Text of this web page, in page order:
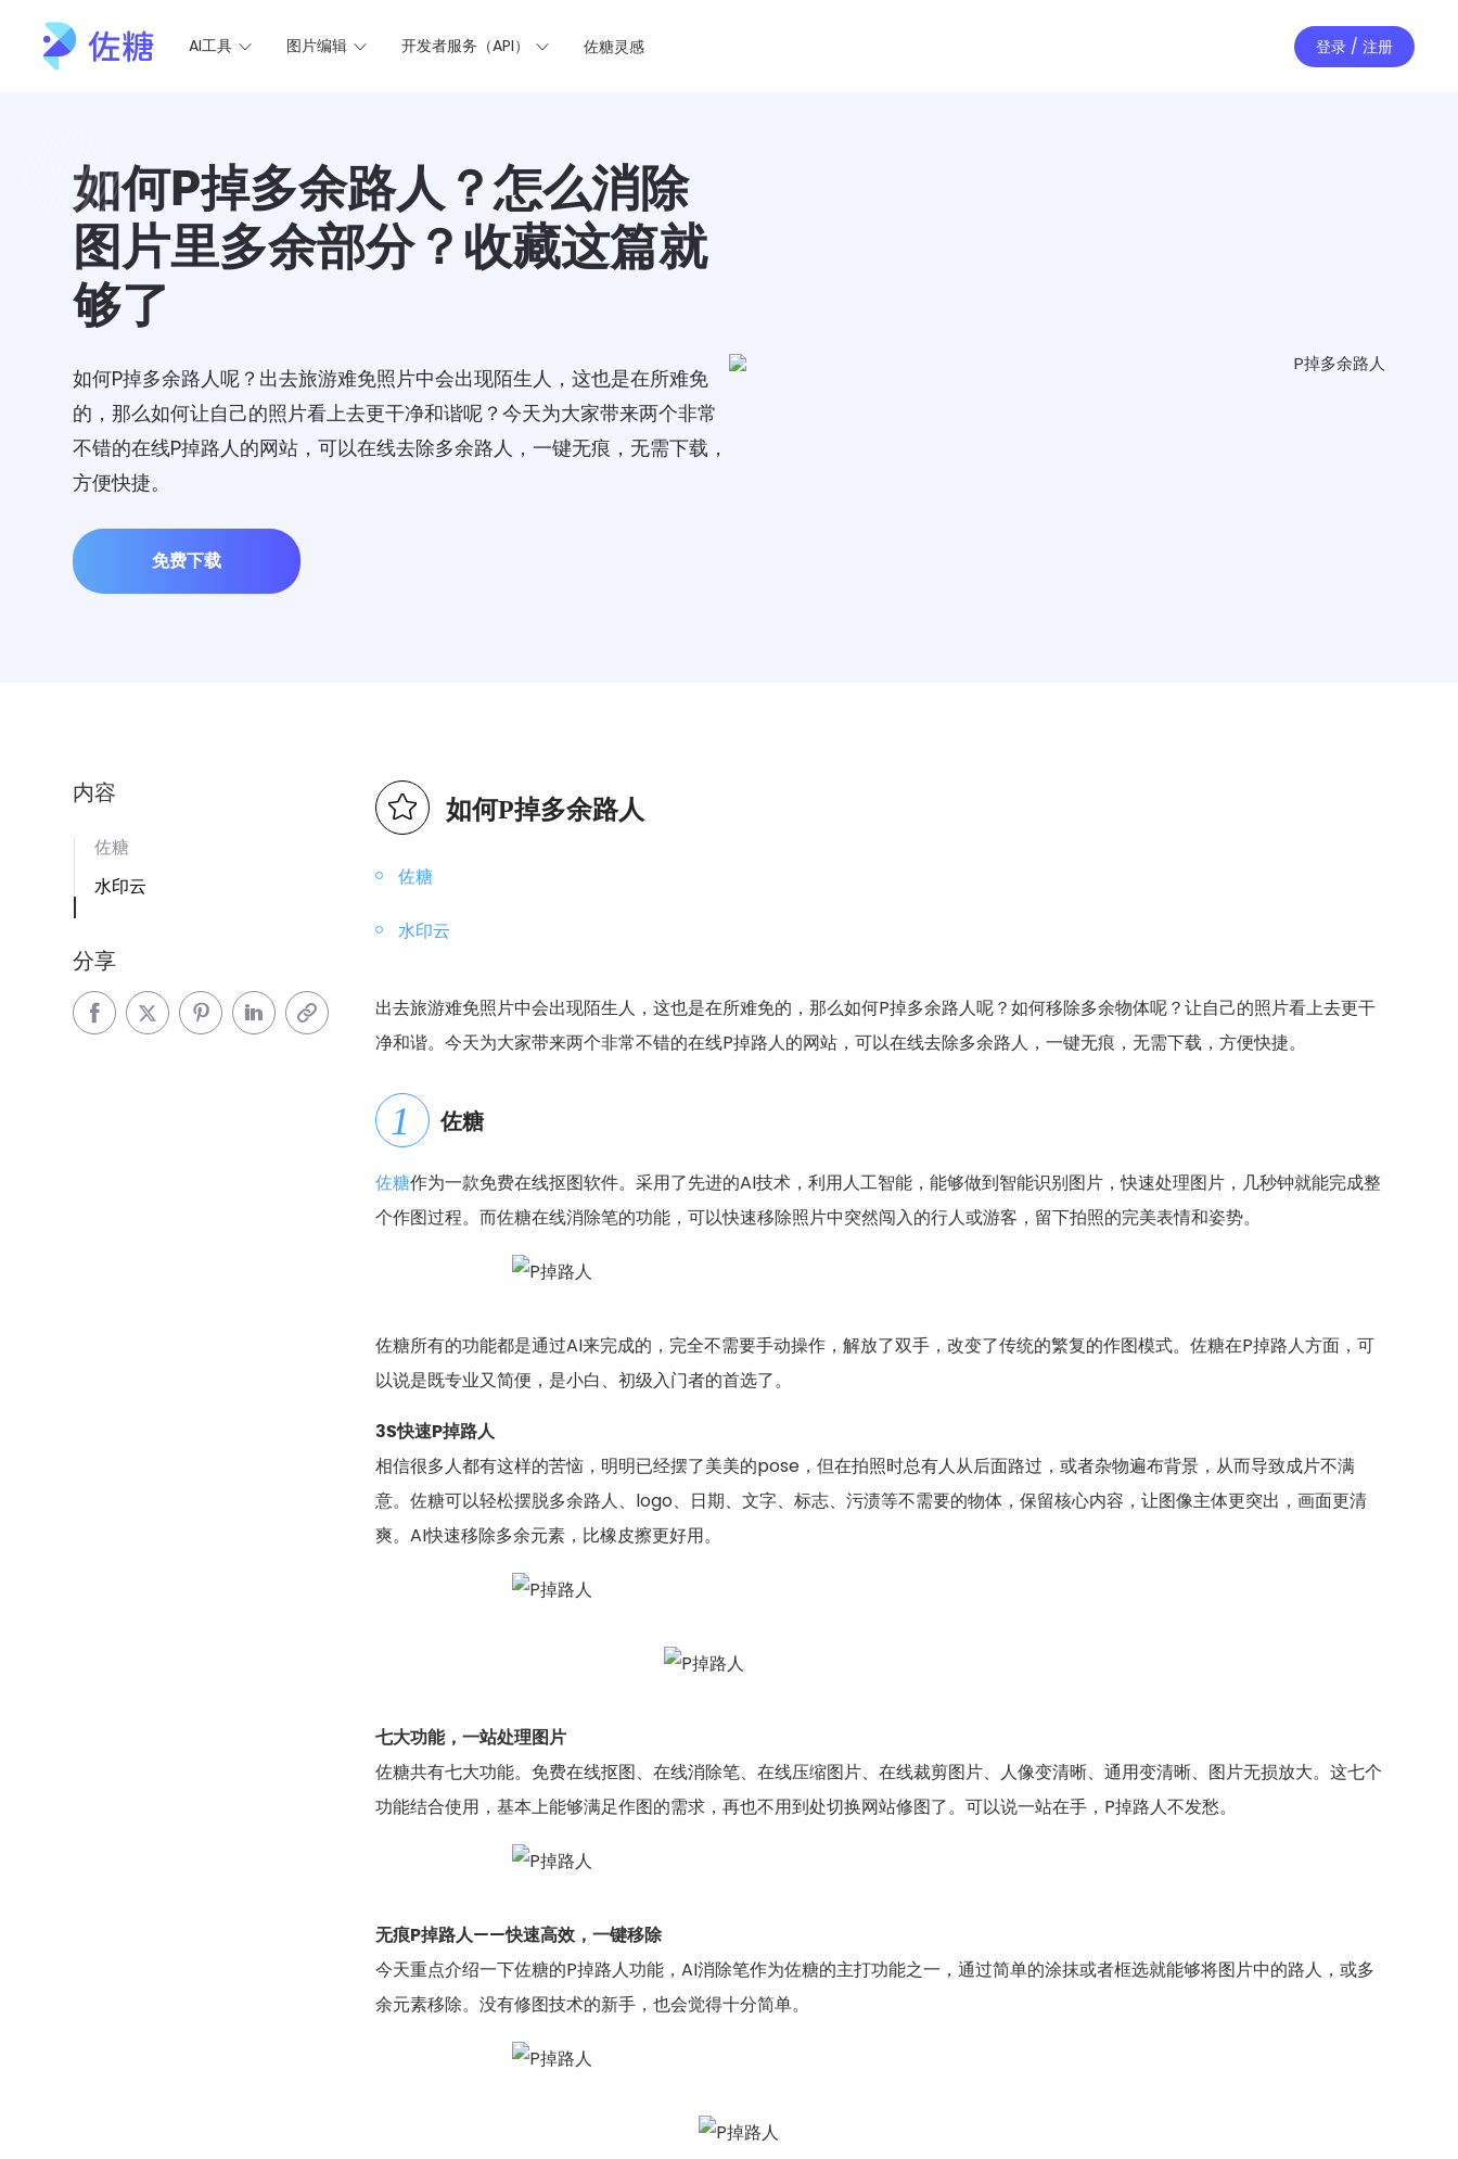
AI工具 图片编辑 开发者服务（API） 佐糖灵感 登录 / 注册
如何P掉多余路人？怎么消除
图片里多余部分？收藏这篇就
够了
如何P掉多余路人呢？出去旅游难免照片中会出现陌生人，这也是在所难免
的，那么如何让自己的照片看上去更干净和谐呢？今天为大家带来两个非常
不错的在线P掉路人的网站，可以在线去除多余路人，一键无痕，无需下载，
方便快捷。
免费下载
内容
佐糖
水印云
分享
如何P掉多余路人
佐糖
水印云
出去旅游难免照片中会出现陌生人，这也是在所难免的，那么如何P掉多余路人呢？如何移除多余物体呢？让自己的照片看上去更干
净和谐。今天为大家带来两个非常不错的在线P掉路人的网站，可以在线去除多余路人，一键无痕，无需下载，方便快捷。
佐糖
佐糖作为一款免费在线抠图软件。采用了先进的AI技术，利用人工智能，能够做到智能识别图片，快速处理图片，几秒钟就能完成整
个作图过程。而佐糖在线消除笔的功能，可以快速移除照片中突然闯入的行人或游客，留下拍照的完美表情和姿势。
佐糖所有的功能都是通过AI来完成的，完全不需要手动操作，解放了双手，改变了传统的繁复的作图模式。佐糖在P掉路人方面，可
以说是既专业又简便，是小白、初级入门者的首选了。
3S快速P掉路人
相信很多人都有这样的苦恼，明明已经摆了美美的pose，但在拍照时总有人从后面路过，或者杂物遍布背景，从而导致成片不满
意。佐糖可以轻松摆脱多余路人、logo、日期、文字、标志、污渍等不需要的物体，保留核心内容，让图像主体更突出，画面更清
爽。AI快速移除多余元素，比橡皮擦更好用。
七大功能，一站处理图片
佐糖共有七大功能。免费在线抠图、在线消除笔、在线压缩图片、在线裁剪图片、人像变清晰、通用变清晰、图片无损放大。这七个
功能结合使用，基本上能够满足作图的需求，再也不用到处切换网站修图了。可以说一站在手，P掉路人不发愁。
无痕P掉路人——快速高效，一键移除
今天重点介绍一下佐糖的P掉路人功能，AI消除笔作为佐糖的主打功能之一，通过简单的涂抹或者框选就能够将图片中的路人，或多
余元素移除。没有修图技术的新手，也会觉得十分简单。